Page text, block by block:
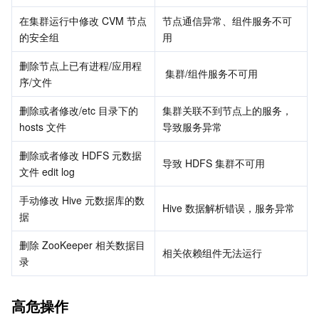
Anycast 公网加速
共享带宽包
VPN 连接
私有连接
弹性公网 IP
全球应用加速
游戏安全
漏洞扫描服务
防火墙管理
移动解析 HTTPDNS
DNSPod
云解析 DNS
腾讯会议
腾讯乐享
腾讯云企业网盘
弹性 MapReduce
Elasticsearch Service
流计算 Oceanus
数据湖计算
腾讯云数据仓库 TCHouse-C
腾讯云数据仓库 TCHouse-D
腾讯云数据仓库 TCHouse-P
腾讯云 BI
AI 基础产品
人脸识别
语音合成
语音识别
机器翻译
文字识别
人脸融合
AI 应用产品
腾讯云智能数智人
人脸核身
AI 平台产品
腾讯云大模型训推平台TI-ONE
智能音乐平台
腾讯大模型
腾讯云智能体开发平台
知识引擎原子能力
大模型图像创作引擎
腾讯混元生3D
物联网
物联网通信
消息队列
消息队列 CKafka 版
消息队列 RabbitMQ 版
通信服务
移动推送
实时互动
即时通信 IM
视频服务
在集群运行中修改 CVM 节点
的安全组
节点通信异常、组件服务不可
用
删除节点上已有进程/应用程
序/文件
集群/组件服务不可用
删除或者修改/etc 目录下的
hosts 文件
集群关联不到节点上的服务，
导致服务异常
删除或者修改 HDFS 元数据
文件 edit log
导致 HDFS 集群不可用
手动修改 Hive 元数据库的数
据
Hive 数据解析错误，服务异常
删除 ZooKeeper 相关数据目
录
相关依赖组件无法运行
高危操作